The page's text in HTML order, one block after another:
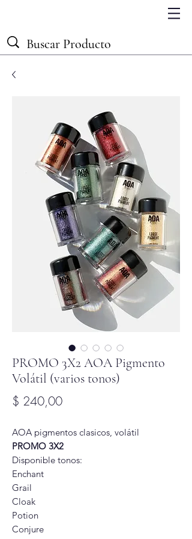
PROMO 3X2 AOA Pigmento
Volátil (varios tonos)
$ 240,00Precio
AOA pigmentos clasicos, volátil
PROMO 3X2
Disponible tonos:
Enchant
Grail
Cloak
Potion
Conjure